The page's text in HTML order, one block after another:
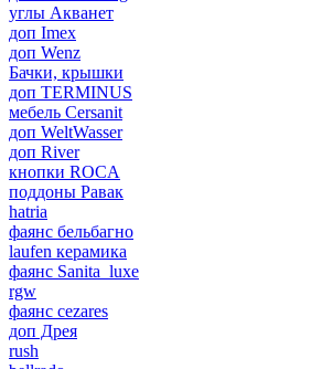
углы Акванет
доп Imex
доп Wenz
Бачки, крышки
доп TERMINUS
мебель Cersanit
доп WeltWasser
доп River
кнопки ROCA
поддоны Равак
hatria
фаянс бельбагно
laufen керамика
фаянс Sanita_luxe
rgw
фаянс cezares
доп Дрея
rush